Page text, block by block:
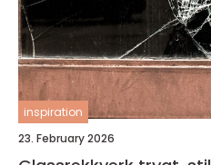
inspiration
23. February 2026